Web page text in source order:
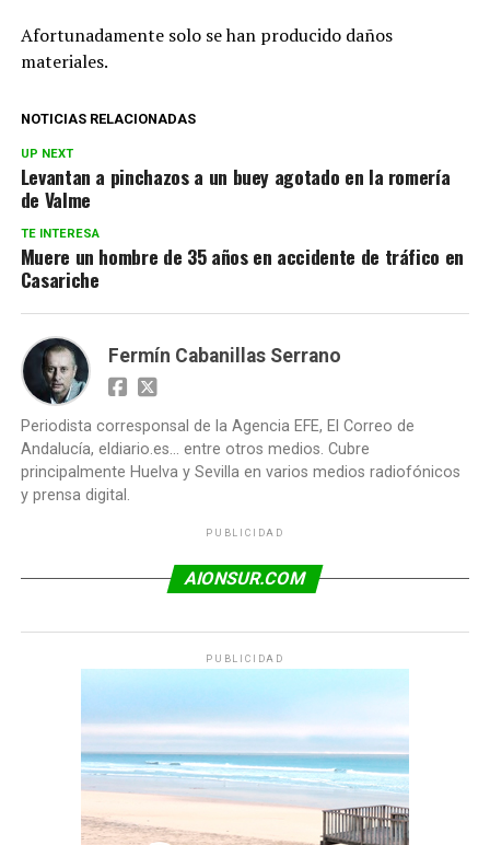
Afortunadamente solo se han producido daños
materiales.
NOTICIAS RELACIONADAS
UP NEXT
Levantan a pinchazos a un buey agotado en la romería
de Valme
TE INTERESA
Muere un hombre de 35 años en accidente de tráfico en
Casariche
Fermín Cabanillas Serrano
Periodista corresponsal de la Agencia EFE, El Correo de
Andalucía, eldiario.es... entre otros medios. Cubre
principalmente Huelva y Sevilla en varios medios radiofónicos
y prensa digital.
PUBLICIDAD
AIONSUR.COM
PUBLICIDAD